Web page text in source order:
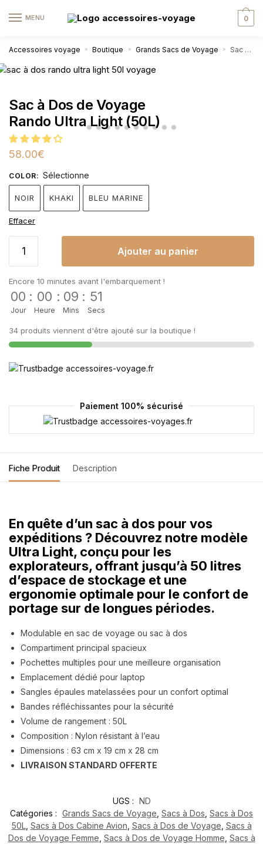
MENU 0
Accessoires voyage » Boutique » Grands Sacs de Voyage » Sac à Dos de Voyage Rando Ultra Light (50L)
Sac à Dos de Voyage
Rando Ultra Light (50L)
58.00€
COLOR: Sélectionne
NOIR KHAKI BLEU MARINE
Effacer
Ajouter au panier
Encore 10 minutes avant l'embarquement !
00
Jour
: 00
Heure
: 09
Mins
: 51
Secs
34 produits viennent d'être ajouté sur la boutique !
Paiement 100% sécurisé
Fiche Produit Description
En quête d’un sac à dos pour vos
expéditions ? Découvrez notre modèle
Ultra Light, conçu pour les
explorateurs, offrant jusqu’à 50 litres
d’espace de stockage et une
ergonomie optimale pour le confort de
portage sur de longues périodes.
Modulable en sac de voyage ou sac à dos
Compartiment principal spacieux
Pochettes multiples pour une meilleure organisation
Emplacement dédié pour laptop
Sangles épaules matelassées pour un confort optimal
Bandes réfléchissantes pour la sécurité
Volume de rangement : 50L
Composition : Nylon résistant à l’eau
Dimensions : 63 cm x 19 cm x 28 cm
LIVRAISON STANDARD OFFERTE
UGS : ND
Catégories : Grands Sacs de Voyage, Sacs à Dos, Sacs à Dos
50L, Sacs à Dos Cabine Avion, Sacs à Dos de Voyage, Sacs à
Dos de Voyage Femme, Sacs à Dos de Voyage Homme, Sacs à